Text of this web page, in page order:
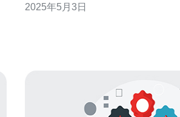
人的首选。本文将介绍香港CN2服务
2025年5月3日